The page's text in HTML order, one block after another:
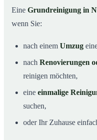
Eine Grundreinigung in
wenn Sie:
nach einem Umzug
nach Renovierungen
reinigen möchten,
eine einmalige
suchen,
oder Ihr Zuhause